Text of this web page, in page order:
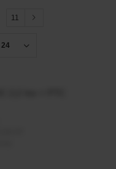
11
24